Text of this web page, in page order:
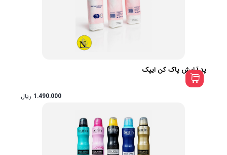
پد آرایش پاک کن ایپک
1.490.000 ریال